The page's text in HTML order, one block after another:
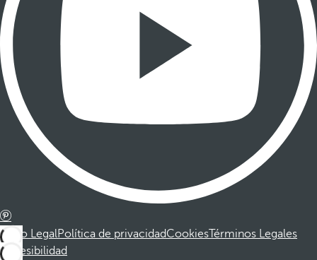
Aviso LegalPolítica de privacidadCookiesTérminos Legales
Accesibilidad